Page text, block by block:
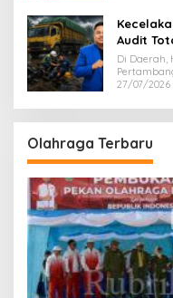
Audit
Di Daerah,
27/07/2026
Olahraga Terbaru